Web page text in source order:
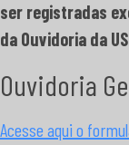
ser registradas
da Ouvidoria da
Ouvidoria
Acesse aqui o